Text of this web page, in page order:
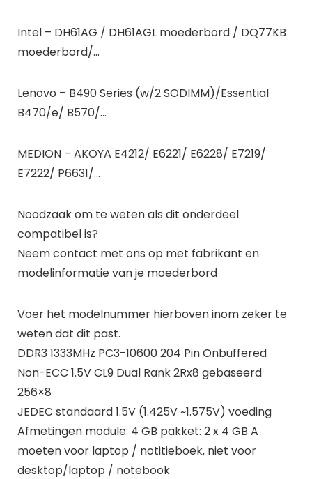
Intel – DH61AG / DH61AGL moederbord / DQ77KB
moederbord/…
Lenovo – B490 Series (w/2 SODIMM)/Essential
B470/e/ B570/…
MEDION – AKOYA E4212/ E6221/ E6228/ E7219/
E7222/ P6631/…
Noodzaak om te weten als dit onderdeel
compatibel is?
Neem contact met ons op met fabrikant en
modelinformatie van je moederbord
Voer het modelnummer hierboven inom zeker te
weten dat dit past.
DDR3 1333MHz PC3-10600 204 Pin Onbuffered
Non-ECC 1.5V CL9 Dual Rank 2Rx8 gebaseerd
256×8
JEDEC standaard 1.5V (1.425V ~1.575V) voeding
Afmetingen module: 4 GB pakket: 2 x 4 GB A
moeten voor laptop / notitieboek, niet voor
desktop/laptop / notebook